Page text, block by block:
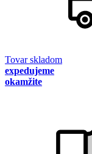
Tovar skladom
expedujeme
okamžite